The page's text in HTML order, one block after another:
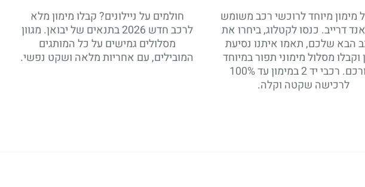
מימון מיוחד לרוכשי רכב משומש
דרייב. כנסו לקטלוג, ביחרו את
הבא שלכם, תאמו איתנו נסיעת
וקבלו מסלול מימוני תפור במיוחד
עבורכם. רכבי יד 2 במימון עד 100%
לרכישה שקטה וקלה.
חולמים על ניילונים? קבלו מימון מלא
לרכב חדש 2026 בתנאים של יבואן. מגוון
מסלולים גמישים על כל המותגים
המובילים, עם אחריות מלאה ושקט נפשי.